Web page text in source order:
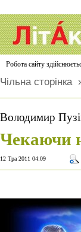
Робота сайту
Чільна сторінка
Володимир
Чекаючи
12 Тра 2011 04:09